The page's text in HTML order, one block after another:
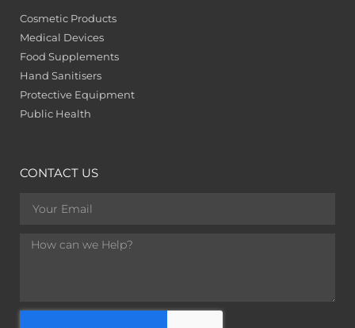
Cosmetic Products
Medical Devices
Food Supplements
Hand Sanitisers
Protective Equipment
Public Health
CONTACT US